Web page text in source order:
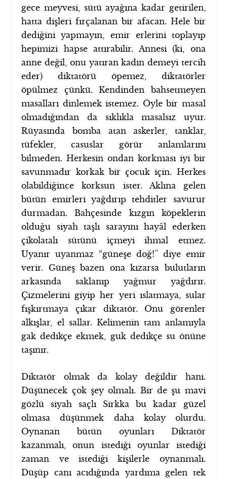
gece meyvesi, sütü ayağına kadar getirilen,
hatta dişleri fırçalanan bir afacan. Hele bir
dediğini yapmayın, emir erlerini toplayıp
hepimizi hapse attırabilir. Annesi (ki, ona
anne değil, onu yatıran kadın demeyi tercih
eder) diktatörü öpemez, diktatörler
öpülmez çünkü. Kendinden bahsetmeyen
masalları dinlemek istemez. Öyle bir masal
olmadığından da sıklıkla masalsız uyur.
Rüyasında bomba atan askerler, tanklar,
tüfekler, casuslar görür anlamlarını
bilmeden. Herkesin ondan korkması iyi bir
savunmadır korkak bir çocuk için. Herkes
olabildiğince korksun ister. Aklına gelen
bütün emirleri yağdırıp tehditler savurur
durmadan. Bahçesinde kızgın köpeklerin
olduğu siyah taşlı sarayını hayâl ederken
çikolatalı sütünü içmeyi ihmal etmez.
Uyanır uyanmaz “güneşe doğ!” diye emir
verir. Güneş bazen ona kızarsa bulutların
arkasında saklanıp yağmur yağdırır.
Çizmelerini giyip her yeri ıslatmaya, sular
fışkırtmaya çıkar diktatör. Onu görenler
alkışlar, el sallar. Kelimenin tam anlamıyla
gak dedikçe ekmek, guk dedikçe su önüne
taşınır.
Diktatör olmak da kolay değildir hani.
Düşünecek çok şey olmalı. Bir de şu mavi
gözlü siyah saçlı Sirkka bu kadar güzel
olmasa düşünmek daha kolay olurdu.
Oynanan bütün oyunları Diktatör
kazanmalı, onun istediği oyunlar istediği
zaman ve istediği kişilerle oynanmalı.
Düşüp canı acıdığında yardıma gelen tek